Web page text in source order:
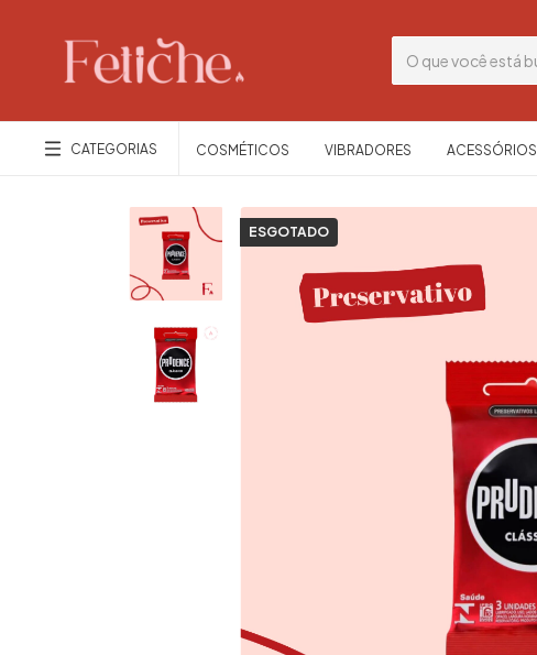
CATEGORIAS COSMÉTICOS VIBRADORES ACESSÓRIOS
ESGOTADO